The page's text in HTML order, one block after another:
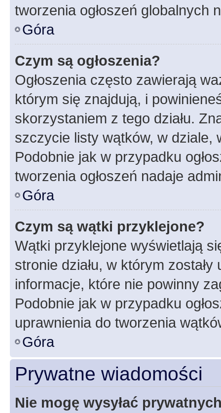
tworzenia ogłoszeń globalnych
Góra
Czym są ogłoszenia?
Ogłoszenia często zawierają
którym się znajdują, i
skorzystaniem z tego działu.
szczycie listy wątków, w dziale,
Podobnie jak w przypadku
tworzenia ogłoszeń nadaje
Góra
Czym są wątki przyklejone?
Wątki przyklejone wyświetlają
stronie działu, w którym
informacje, które nie powinny
Podobnie jak w przypadku
uprawnienia do tworzenia
Góra
Prywatne wiadomości
Nie mogę wysyłać